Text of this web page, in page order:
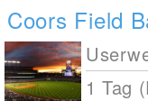
Coors Field
1 Tag